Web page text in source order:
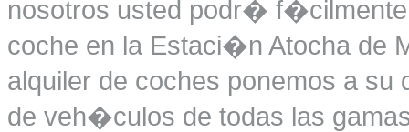
nosotros usted podr�
coche en la Estaci�n Atocha de
alquiler de coches ponemos a
de veh�culos de todas las